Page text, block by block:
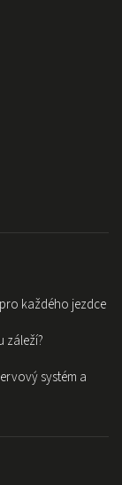
každého jezdce
záleží?
systém a